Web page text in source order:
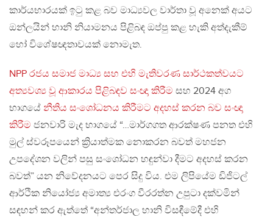
කාර්යභාරයක් ඉටු කළ බව මාධ්‍යවල වාර්තා වූ අනෙක් අයට
ඔන්ලයින් හානි නියාමනය පිළිබඳ ඔප්පු කළ හැකි අත්දැකීම්
හෝ විශේෂඥතාවයක් නොමැත.
NPP රජය සමාජ මාධ්‍ය සහ එහි මැතිවරණ සාර්ථකත්වයට
අත්‍යවශ්‍ය වූ ආකාරය පිළිබඳව සංඥා කිරීම සහ 2024 අග
භාගයේ නීතිය සංශෝධනය කිරීමට අදහස් කරන බව සංඥා
කිරීම ජනවාරි මැද භාගයේ “…මාර්ගගත ආරක්ෂණ පනත එහි
මුල් ස්වරූපයෙන් ක්‍රියාත්මක නොකරන බවත් මහජන
උපදේශන වලින් පසු සංශෝධන හඳුන්වා දීමට අදහස් කරන
බවත්” යන නිවේදනයට පෙර සිදු විය. එම ලිපියේම ඩිජිටල්
ආර්ථික නියෝජ්‍ය අමාත්‍ය එරංග වීරරත්න උපුටා දක්වමින්
සඳහන් කර ඇත්තේ “අන්තර්ජාල හානි විසඳීමේදී එහි